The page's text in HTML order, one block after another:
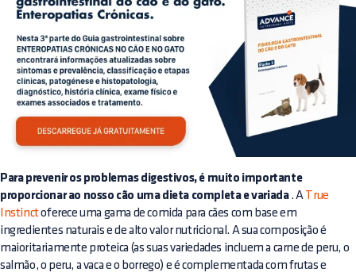
Para prevenir os problemas digestivos, é muito importante
proporcionar ao nosso cão uma dieta completa e variada. A True
Instinctoferece uma gama de comida para cães com base em
ingredientes naturais e de alto valor nutricional. A sua composição é
maioritariamente proteica (as suas variedades incluem a carne de peru, o
salmão, o peru, a vaca e o borrego) e é complementada com frutas e